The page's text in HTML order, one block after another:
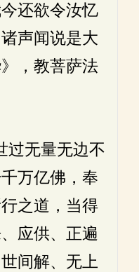
还欲令汝忆
声闻说是大
，教菩萨法
过无量无边不
万亿佛，奉
之道，当得
应供、正遍
间解、无上